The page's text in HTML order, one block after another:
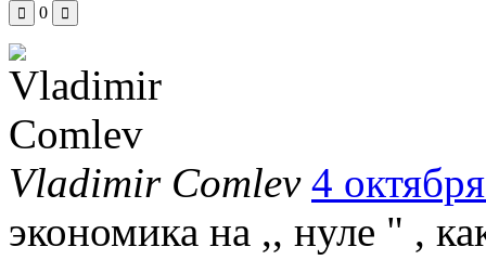
0
Vladimir Comlev 4
экономика на ,, нуле " ,